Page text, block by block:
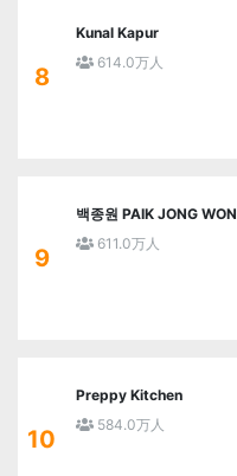
8
Kunal Kapur
614.0万人
9
백종원 PAIK JONG WON
611.0万人
10
Preppy Kitchen
584.0万人